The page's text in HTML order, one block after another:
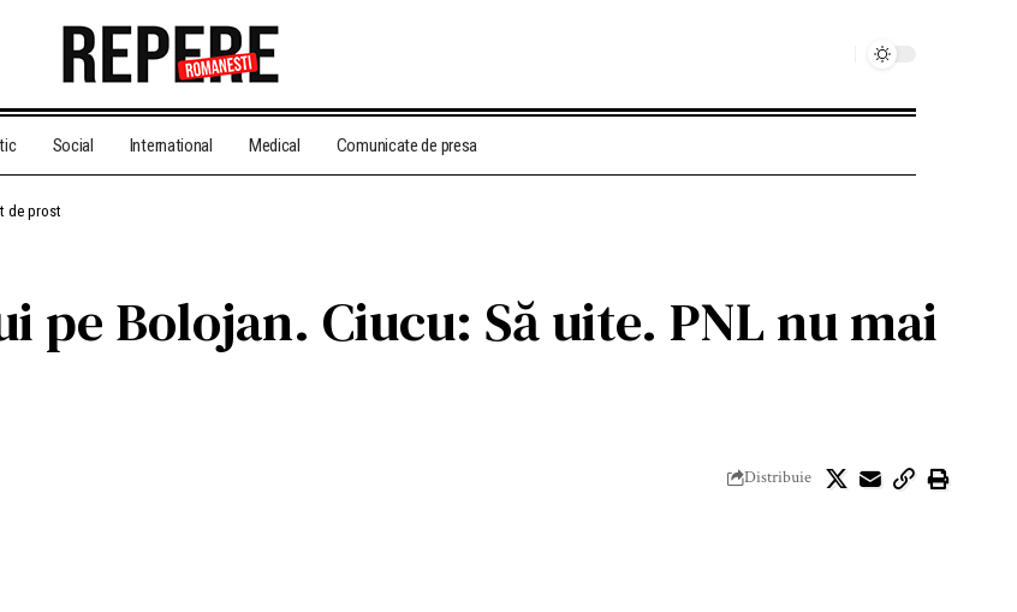
Social International Medical Comunicate de presa
de prost
pe Bolojan. Ciucu: Să uite. PNL nu mai
Distribuie